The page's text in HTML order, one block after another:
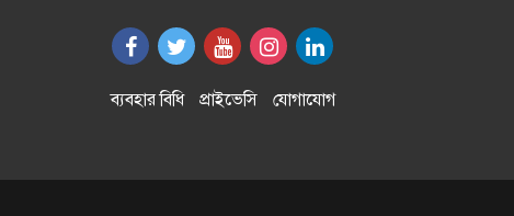
ব্যবহার বিধি প্রাইভেসি যোগাযোগ